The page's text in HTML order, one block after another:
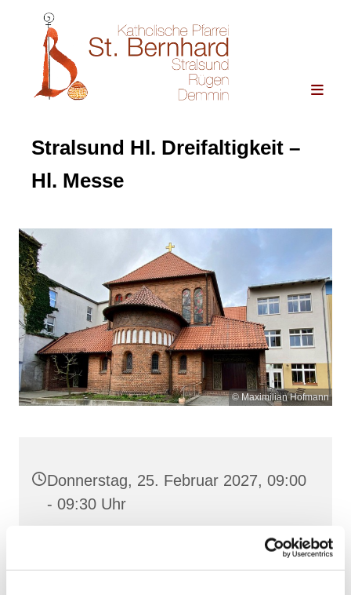
Stralsund Hl. Dreifaltigkeit –
Hl. Messe
© Maximilian Hofmann
Donnerstag, 25. Februar 2027, 09:00
- 09:30 Uhr
Frankenstraße 39, 18439 Stralsund